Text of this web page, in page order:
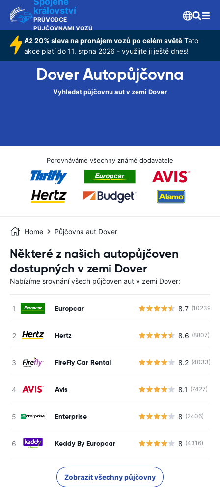
království
PRŮVODCE
PŮJČOVNAMI VOZŮ
Až 20% sleva na pronájem vozů po celém světě Tato
akce platí do 11. srpna 2026 - využijte ji ještě dnes!
Dover Autopůjčovna
Vyhledat půjčovnu aut v zemi Dover
Porovnáváme všechny známé dodavatele
Home Půjčovna aut Dover
Některé z našich autopůjčoven
dostupných v zemi Dover
Nabízíme srovnání všech půjčoven aut v zemi Dover:
Europcar 8.7 (10239)
Hertz 8.6 (8807)
FireFly Car Rental 8.2 (4033)
Avis 8.1 (7427)
Enterprise 8 (2406)
Keddy By Europcar 8 (4316)
Zobrazit všechny půjčovny